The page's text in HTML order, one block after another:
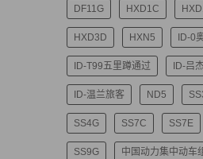
DF11G HXD1C
HXD3D HXN5 ID-0
ID-T99五里蹲通过 ID-吕
ID-温兰旅客 ND5
SS4G SS7C SS7E
SS9G 中国动力集中动车